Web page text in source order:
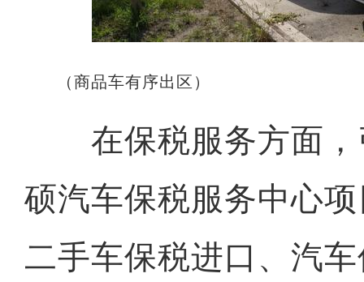
（商品车有序出区）
在保税服务方面，
硕汽车保税服务中心
二手车保税进口、汽